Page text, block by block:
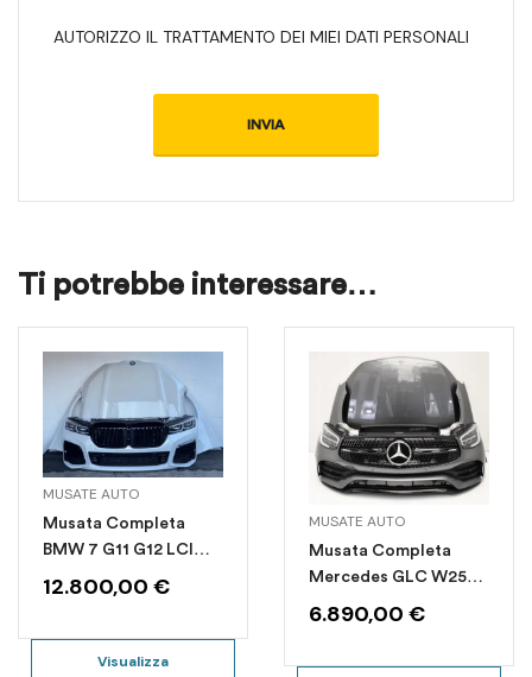
AUTORIZZO IL TRATTAMENTO DEI MIEI DATI PERSONALI
Ti potrebbe interessare…
MUSATE AUTO
Musata Completa
BMW 7 G11 G12 LCI
LIFT
12.800,00 €
Visualizza
MUSATE AUTO
Musata Completa
Mercedes GLC W253
6.890,00 €